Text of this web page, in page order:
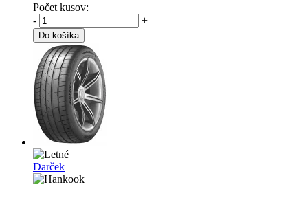
Počet kusov:
-
+
Do košíka
Darček